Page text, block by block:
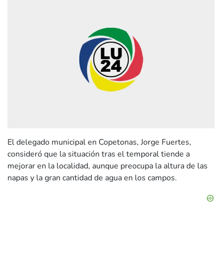
El delegado municipal en Copetonas, Jorge Fuertes,
consideró que la situación tras el temporal tiende a
mejorar en la localidad, aunque preocupa la altura de las
napas y la gran cantidad de agua en los campos.